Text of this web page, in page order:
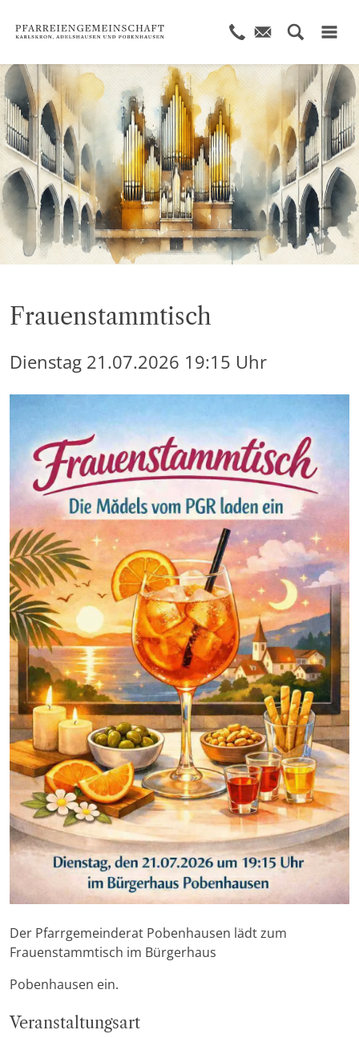
© KI generiert
Frauenstammtisch
Dienstag 21.07.2026 19:15 Uhr
Der Pfarrgemeinderat Pobenhausen lädt zum
Frauenstammtisch im Bürgerhaus
Pobenhausen ein.
Veranstaltungsart